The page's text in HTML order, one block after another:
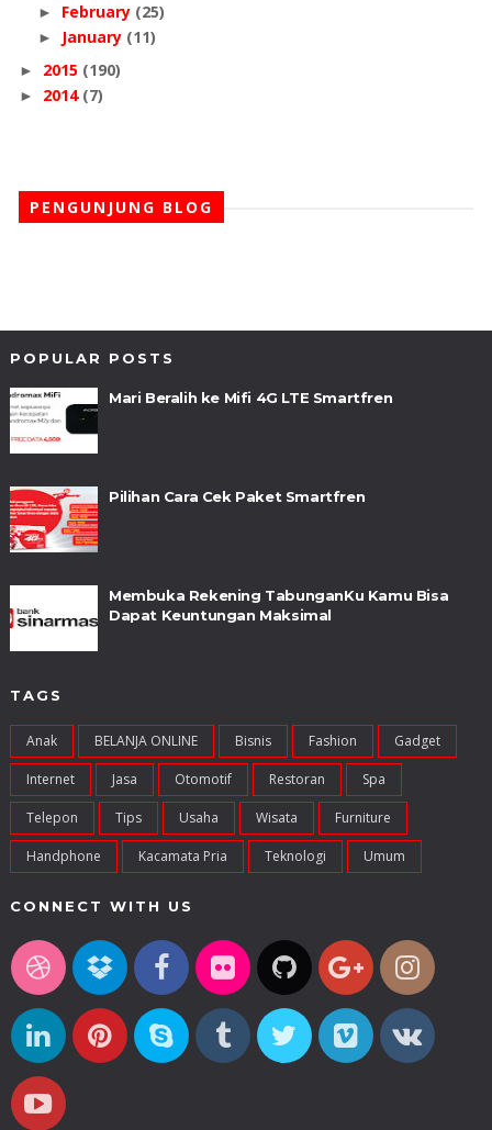
► February (25)
► January (11)
► 2015 (190)
► 2014 (7)
PENGUNJUNG BLOG
POPULAR POSTS
Mari Beralih ke Mifi 4G LTE Smartfren
Pilihan Cara Cek Paket Smartfren
Membuka Rekening TabunganKu Kamu Bisa
Dapat Keuntungan Maksimal
TAGS
Anak BELANJA ONLINE Bisnis Fashion Gadget
Internet Jasa Otomotif Restoran Spa
Telepon Tips Usaha Wisata Furniture
Handphone Kacamata Pria Teknologi Umum
CONNECT WITH US